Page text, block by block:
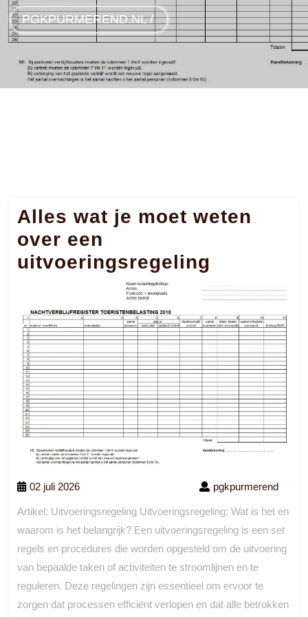
PGKPURMEREND.NL /
Alles wat je moet weten
over een
uitvoeringsregeling
02 juli 2026 pgkpurmerend
Artikel: Uitvoeringsregeling Uitvoeringsregeling: Wat is het en
waarom is het belangrijk? Een uitvoeringsregeling is een set
regels en procedures die worden opgesteld om de uitvoering
van bepaalde taken of activiteiten te stroomlijnen en te
reguleren. Deze regelingen zijn essentieel om ervoor te
zorgen dat processen efficiënt verlopen en dat alle betrokken